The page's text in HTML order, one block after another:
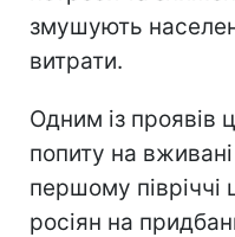
змушують
витрати.
Одним із проявів
попиту на
першому півріччі
росіян на